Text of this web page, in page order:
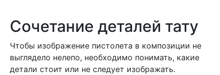
Сочетание деталей тату
Чтобы изображение пистолета в композиции не
выглядело нелепо, необходимо понимать, какие
детали стоит или не следует изображать.